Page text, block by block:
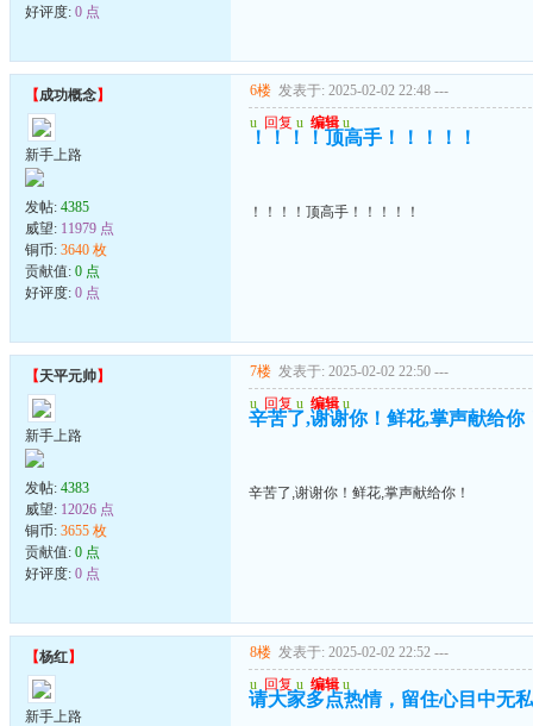
好评度: 0 点
【成功概念】
新手上路
发帖: 4385
威望: 11979 点
铜币: 3640 枚
贡献值: 0 点
好评度: 0 点
6楼 发表于: 2025-02-02 22:48 ---
u 回复 u 编辑 u
！！！！顶高手！！！！！
！！！！顶高手！！！！！
【天平元帅】
新手上路
发帖: 4383
威望: 12026 点
铜币: 3655 枚
贡献值: 0 点
好评度: 0 点
7楼 发表于: 2025-02-02 22:50 ---
u 回复 u 编辑 u
辛苦了,谢谢你！鲜花,掌声献给你
辛苦了,谢谢你！鲜花,掌声献给你！
【杨红】
新手上路
8楼 发表于: 2025-02-02 22:52 ---
u 回复 u 编辑 u
请大家多点热情，留住心目中无